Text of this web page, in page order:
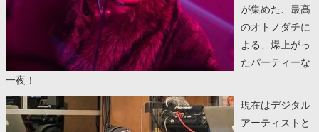
が集めた、最高
のオトノダチに
よる、爆上がっ
たパーティーな
一夜！
現在はデジタル
アーティストと